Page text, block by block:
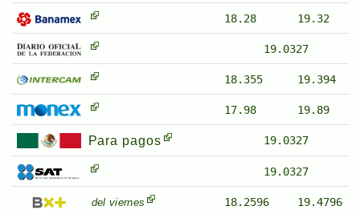
18.28 19.32
19.0327
18.355 19.394
17.98 19.89
Para pagos 19.0327
19.0327
del viernes 18.2596 19.4796